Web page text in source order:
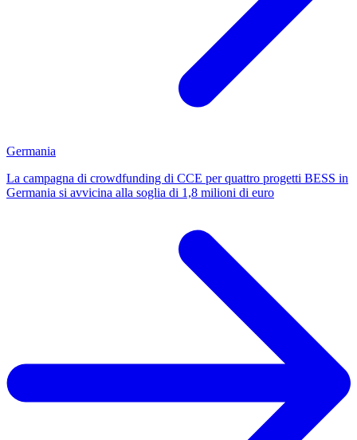
Germania
La campagna di crowdfunding di CCE per quattro progetti BESS in
Germania si avvicina alla soglia di 1,8 milioni di euro